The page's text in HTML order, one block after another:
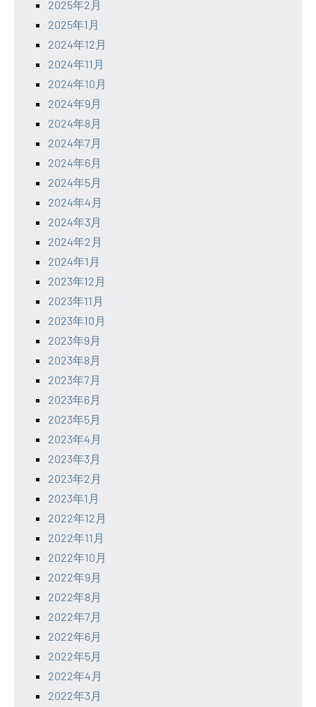
2025年2月
2025年1月
2024年12月
2024年11月
2024年10月
2024年9月
2024年8月
2024年7月
2024年6月
2024年5月
2024年4月
2024年3月
2024年2月
2024年1月
2023年12月
2023年11月
2023年10月
2023年9月
2023年8月
2023年7月
2023年6月
2023年5月
2023年4月
2023年3月
2023年2月
2023年1月
2022年12月
2022年11月
2022年10月
2022年9月
2022年8月
2022年7月
2022年6月
2022年5月
2022年4月
2022年3月